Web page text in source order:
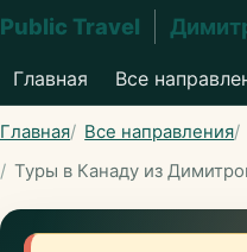
Public Travel
Главная Все
Главная Все направления
Туры в Канаду из